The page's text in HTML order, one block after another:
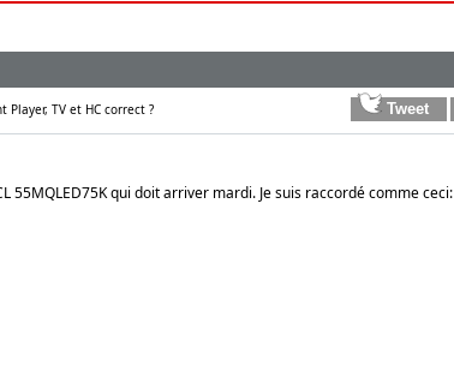
TV et HC correct ?
55MQLED75K qui doit arriver mardi. Je suis raccordé comme ceci: